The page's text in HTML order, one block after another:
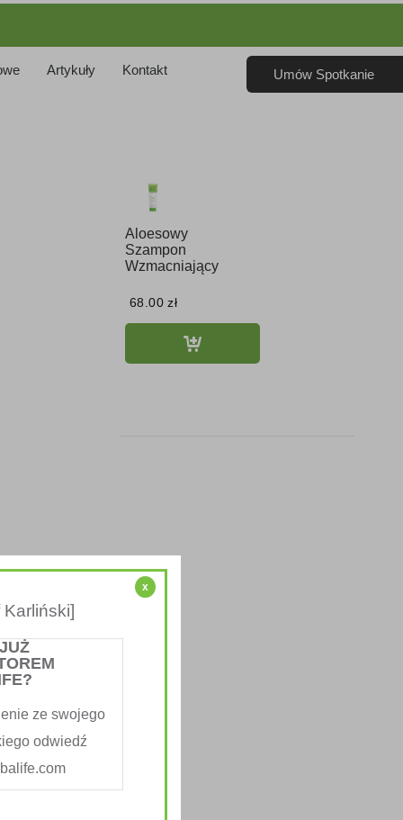
Artykuły Kontakt Umów Spotkanie
Aloesowy
Szampon
Wzmacniający
68.00zł
x
ze swojego
odwiedź